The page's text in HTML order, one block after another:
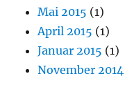
Mai 2015 (1)
April 2015 (1)
Januar 2015 (1)
November 2014